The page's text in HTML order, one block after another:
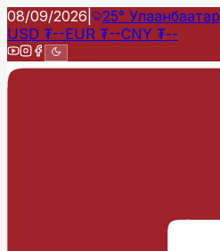
08/09/2026 25° Улаанбаатар
USD ₮--EUR ₮--CNY ₮--